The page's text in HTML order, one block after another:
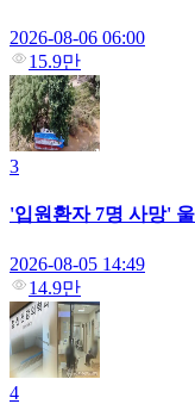
2026-08-06 06:00
15.9만
3
'입원환자 7명 사망'
2026-08-05 14:49
14.9만
4